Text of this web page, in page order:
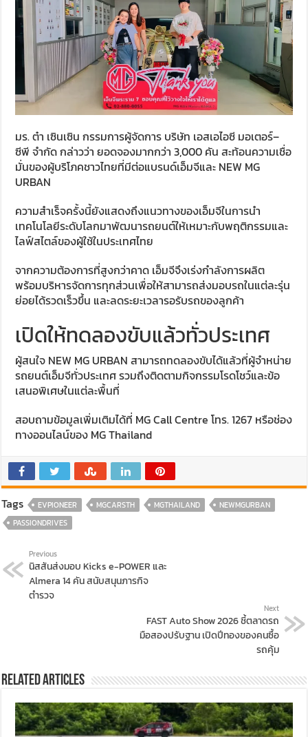
มร. ต๋า เซินเซิน กรรมการผู้จัดการ บริษัท เอสเอไอซี มอเตอร์–
ซีพี จำกัด กล่าวว่า ยอดจองมากกว่า 3,000 คัน สะท้อนความเชื่อ
มั่นของผู้บริโภคชาวไทยที่มีต่อแบรนด์เอ็มจีและ NEW MG
URBAN
ความสำเร็จครั้งนี้ยังแสดงถึงแนวทางของเอ็มจีในการนำ
เทคโนโลยีระดับโลกมาพัฒนารถยนต์ให้เหมาะกับพฤติกรรมและ
ไลฟ์สไตล์ของผู้ใช้ในประเทศไทย
จากความต้องการที่สูงกว่าคาด เอ็มจีจึงเร่งกำลังการผลิต
พร้อมบริหารจัดการทุกส่วนเพื่อให้สามารถส่งมอบรถในแต่ละรุ่น
ย่อยได้รวดเร็วขึ้น และลดระยะเวลารอรับรถของลูกค้า
เปิดให้ทดลองขับแล้วทั่วประเทศ
ผู้สนใจ NEW MG URBAN สามารถทดลองขับได้แล้วที่ผู้จำหน่าย
รถยนต์เอ็มจีทั่วประเทศ รวมถึงติดตามกิจกรรมโรดโชว์และข้อ
เสนอพิเศษในแต่ละพื้นที่
สอบถามข้อมูลเพิ่มเติมได้ที่ MG Call Centre โทร. 1267 หรือช่อง
ทางออนไลน์ของ MG Thailand
Tags EVPIONEER MGCARSTH MGTHAILAND
NEWMGURBAN
PASSIONDRIVES
Previous
นิสสันส่งมอบ Kicks e-POWER และ
Almera 14 คัน สนับสนุนภารกิจ
ตำรวจ
Next
FAST Auto Show 2026 ชี้ตลาดรถ
มือสองปรับฐาน เปิดปีทองของคนซื้อ
รถคุ้ม
Related Articles